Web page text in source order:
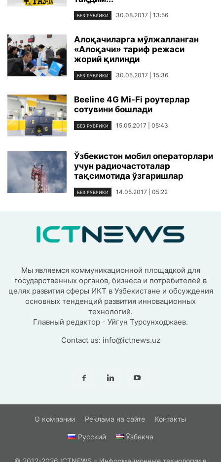
БЕЗ РУБРИКИ 30.08.2017 | 13:56
Алоқачиларга мўлжалланган
«Алоқачи» тариф режаси
жорий қилинди
БЕЗ РУБРИКИ 30.05.2017 | 15:36
Beeline 4G Mi-Fi роутерлар
сотувини бошлади
БЕЗ РУБРИКИ 15.05.2017 | 05:43
Ўзбекистон мобил операторлари
учун радиочастоталар
тақсимотида ўзгаришлар
БЕЗ РУБРИКИ 14.05.2017 | 05:22
Мы являемся коммуникационной площадкой для
государственных органов, бизнеса и потребителей в
целях развития сферы ИКТ в Узбекистане и обсуждения
основных тенденций развития инновационных
технологий.
Главный редактор - Уйгун Турсунходжаев.
Contact us: info@ictnews.uz
О компании Реклама на сайте Контакты
Русский Ўзбекча